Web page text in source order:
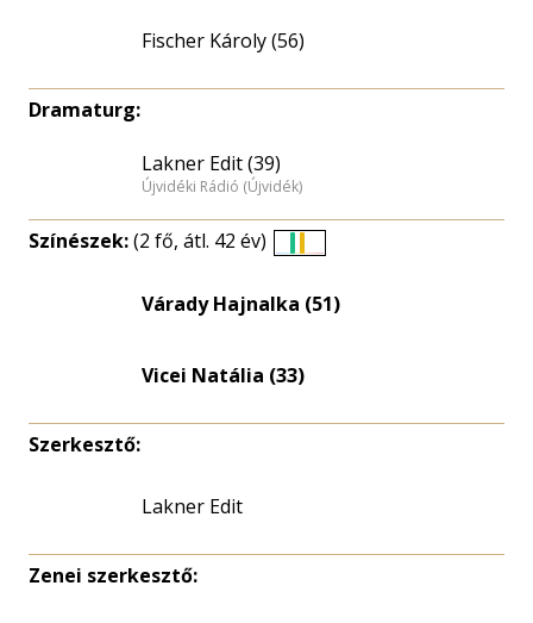
Fischer Károly (56)
Dramaturg:
Lakner Edit (39)
Újvidéki Rádió (Újvidék)
Színészek:(2 fő, átl. 42 év)
eloszlás
Várady Hajnalka (51)
Vicei Natália (33)
Szerkesztő:
Lakner Edit
Zenei szerkesztő: